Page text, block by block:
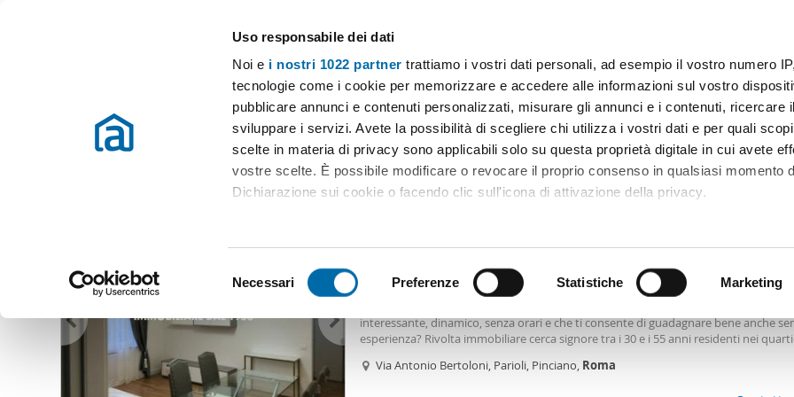
Uso responsabile dei dati
Noi e i nostri 1022 partner trattiamo i vostri dati personali, ad esempio il vostro numero
tecnologie come i cookie per memorizzare e accedere alle informazioni sul vostro
pubblicare annunci e contenuti personalizzati, misurare gli annunci e i contenuti, ricercare
sviluppare i servizi. Avete la possibilità di scegliere chi utilizza i vostri dati e per quali
scelte in materia di privacy sono applicabili solo su questa proprietà digitale in cui avete
vostre scelte. È possibile modificare o revocare il proprio consenso in qualsiasi momento
Dichiarazione sui cookie o facendo clic sull'icona di attivazione della privacy.
Identificare il tuo dispositivo, scansionandolo attivamente alla ricerca di caratteristiche
(impronte digitali).
Approfondisci come vengono elaborati i tuoi dati personali e imposta le tue preferenze
. Puoi modificare o ritirare il tuo consenso in qualsiasi momento dalla
Utilizziamo i cookie per personalizzare contenuti ed annunci, per fornire funzionalità dei
e
e
i
Necessari Preferenze Statistiche Marketing
Case e appartamenti in affitto in tutta Italia
Scegli la zona Prezzo Superficie Locali Più filtri - 1
Affitto Roma Appartamenti Affitto Roma Affitto di prestigio trieste roma Roma
Affitto di prestigio trieste roma Roma (29 immobili) Ordine Mioaffitto
Appartamento arredato Parioli, pinciano
interessante, dinamico, senza orari e che ti consente di guadagnare bene anche
esperienza? Rivolta immobiliare cerca signore tra i 30 e i 55 anni residenti nei
farnesina, cassia, balduina e monte mario da avviare alla professione di consulente
Via Antonio Bertoloni, Parioli, Pinciano, Roma